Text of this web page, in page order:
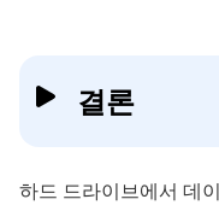
결론
하드 드라이브에서 데